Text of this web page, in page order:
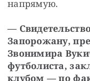
напрямую.
—
Запорожану,
Звонимира
футболиста,
клубом — по